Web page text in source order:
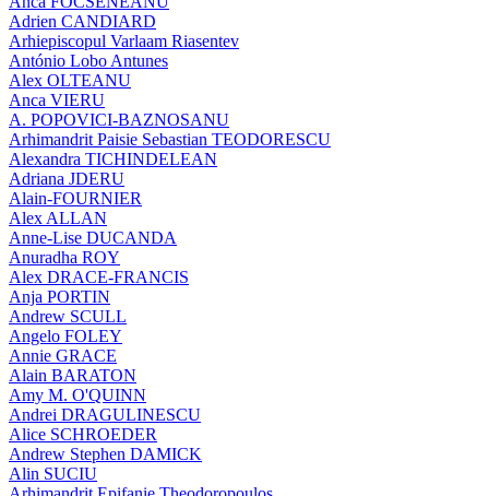
Adrien CANDIARD
Arhiepiscopul Varlaam Riasentev
António Lobo Antunes
Alex OLTEANU
Anca VIERU
A. POPOVICI-BAZNOSANU
Arhimandrit Paisie Sebastian TEODORESCU
Alexandra TICHINDELEAN
Adriana JDERU
Alain-FOURNIER
Alex ALLAN
Anne-Lise DUCANDA
Anuradha ROY
Alex DRACE-FRANCIS
Anja PORTIN
Andrew SCULL
Angelo FOLEY
Annie GRACE
Alain BARATON
Amy M. O'QUINN
Andrei DRAGULINESCU
Alice SCHROEDER
Andrew Stephen DAMICK
Alin SUCIU